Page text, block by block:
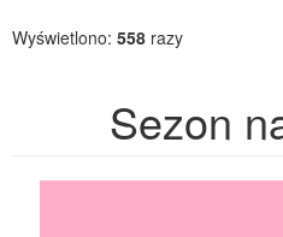
Wyświetlono: 558 razy
Sezon